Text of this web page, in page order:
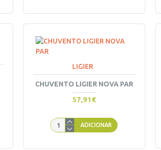
LIGIER
CHUVENTO LIGIER NOVA PAR
57,91€
ADICIONAR